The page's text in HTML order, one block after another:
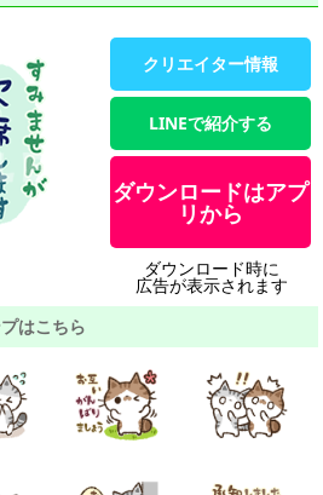
クリエイター情報
LINEで紹介する
ダウンロードはアプ
リから
ダウンロード時に
広告が表示されます
はこちら